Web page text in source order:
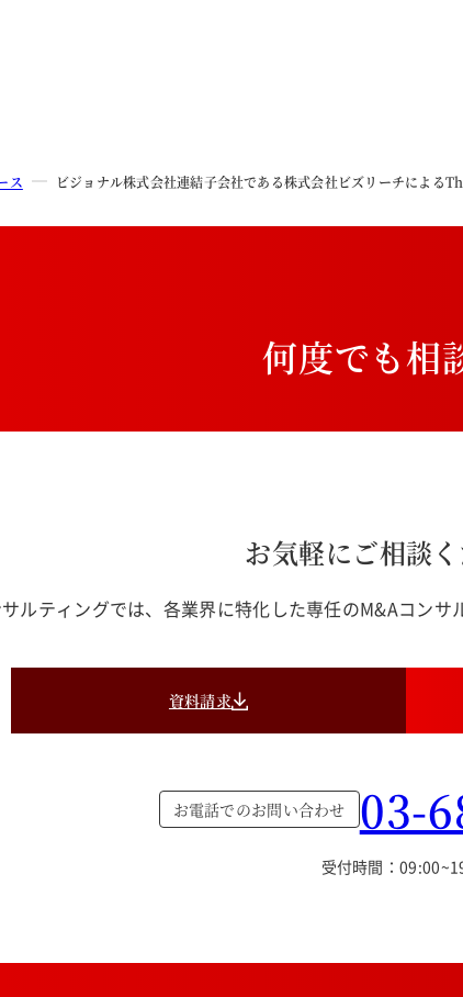
ス ビジョナル株式会社連結子会社である株式会社ビズリーチによ
何度でも相
お気軽にご相談く
ルティングでは、各業界に特化した専任のM&Aコンサ
資料請求
お電話でのお問い合わせ 03-
受付時間：